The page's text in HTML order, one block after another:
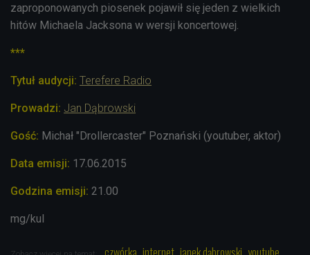
zaproponowanych piosenek pojawił się jeden z wielkich
hitów Michaela Jacksona w wersji koncertowej.
***
Tytuł audycji: Terefere Radio
Prowadzi: Jan Dąbrowski
Gość: Michał "Drollercaster" Poznański (youtuber, aktor)
Data emisji: 17.06.2015
Godzina emisji: 21.00
mg/kul